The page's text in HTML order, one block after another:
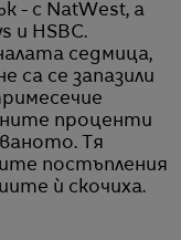
- с NatWest, а
и HSBC.
седмица,
са се запазили
проценти
Тя
постъпления
ѝ скочиха.